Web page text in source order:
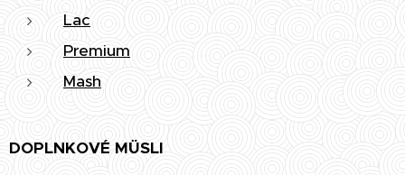
Lac
Premium
Mash
DOPLNKOVÉ MÜSLI